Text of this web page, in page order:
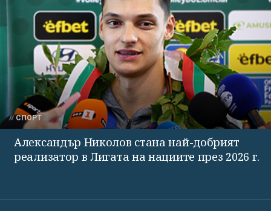
СПОРТ
Александър Николов стана най-добрият
реализатор в Лигата на нациите през 2026 г.